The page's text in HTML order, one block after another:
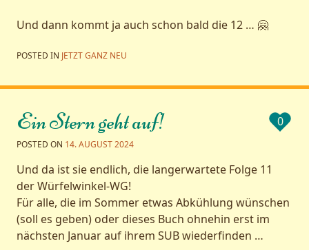
Und dann kommt ja auch schon bald die 12 … 🤗
POSTED IN JETZT GANZ NEU
Ein Stern geht auf!
POSTED ON 14. AUGUST 2024
0
Und da ist sie endlich, die langerwartete Folge 11
der Würfelwinkel-WG!
Für alle, die im Sommer etwas Abkühlung wünschen
(soll es geben) oder dieses Buch ohnehin erst im
nächsten Januar auf ihrem SUB wiederfinden …